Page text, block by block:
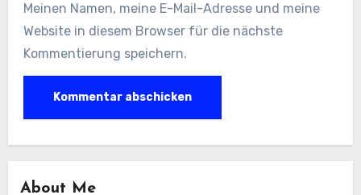
Meinen Namen, meine E-Mail-Adresse und meine
Website in diesem Browser für die nächste
Kommentierung speichern.
About Me